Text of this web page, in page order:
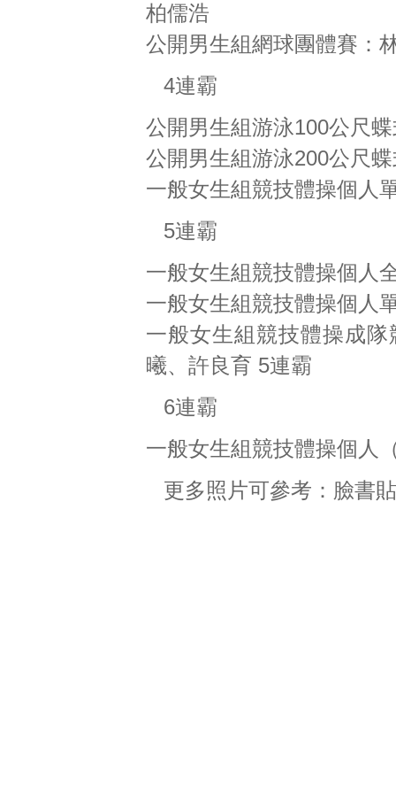
柏儒浩
公開男生組網球團體賽：
4連霸
公開男生組游泳100公尺
公開男生組游泳200公尺
一般女生組競技體操個人
5連霸
一般女生組競技體操個人
一般女生組競技體操個人
一般女生組競技體操成
曦、許良育 5連霸
6連霸
一般女生組競技體操個人
更多照片可參考： 臉書